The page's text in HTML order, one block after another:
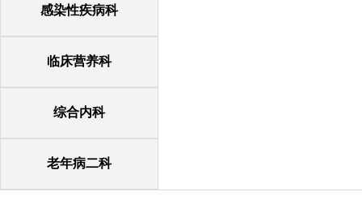
感染性疾病科
临床营养科
综合内科
老年病二科